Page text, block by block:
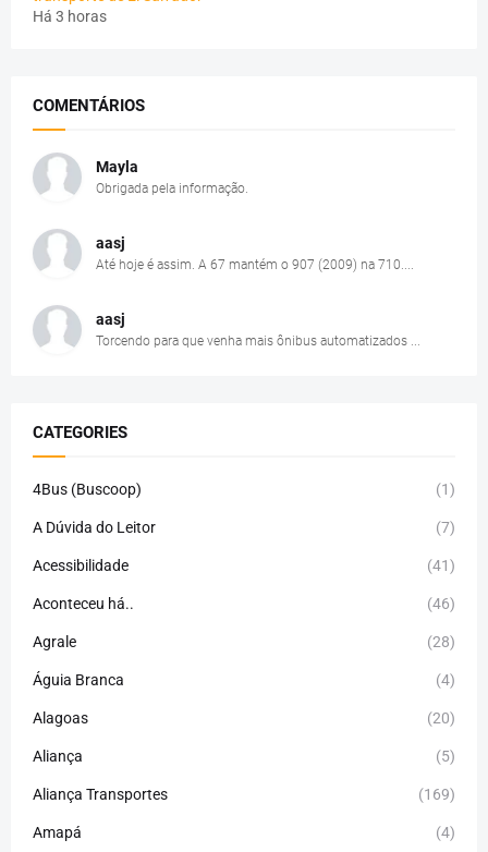
Há 3 horas
COMENTÁRIOS
Mayla
Obrigada pela informação.
aasj
Até hoje é assim. A 67 mantém o 907 (2009) na 710....
aasj
Torcendo para que venha mais ônibus automatizados ...
CATEGORIES
4Bus (Buscoop) (1)
A Dúvida do Leitor (7)
Acessibilidade (41)
Aconteceu há.. (46)
Agrale (28)
Águia Branca (4)
Alagoas (20)
Aliança (5)
Aliança Transportes (169)
Amapá (4)